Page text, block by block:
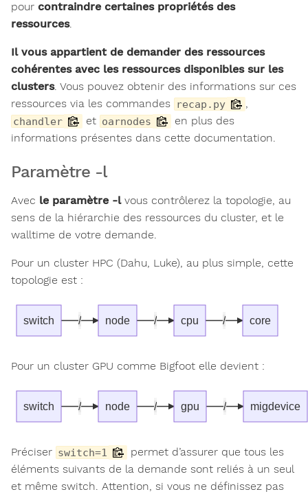
pour contraindre certaines propriétés des
ressources.
Il vous appartient de demander des ressources
cohérentes avec les ressources disponibles sur les
clusters. Vous pouvez obtenir des informations sur ces
ressources via les commandes recap.py ,
chandler et oarnodes
en plus des
informations présentes dans cette documentation.
Paramètre -l
Avec le paramètre -lvous contrôlerez la topologie, au
sens de la hiérarchie des ressources du cluster, et le
walltime de votre demande.
Pour un cluster HPC (Dahu, Luke), au plus simple, cette
topologie est :
/ / /
switch node cpu core
Pour un cluster GPU comme Bigfoot elle devient :
/ / /
switch node gpu migdevice
Préciser switch=1
permet d’assurer que tous les
éléments suivants de la demande sont reliés à un seul
et même switch. Attention, si vous ne définissez pas